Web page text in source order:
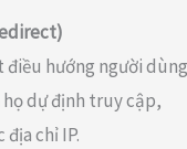
hướng người dùng
dự định truy cập,
chỉ IP.